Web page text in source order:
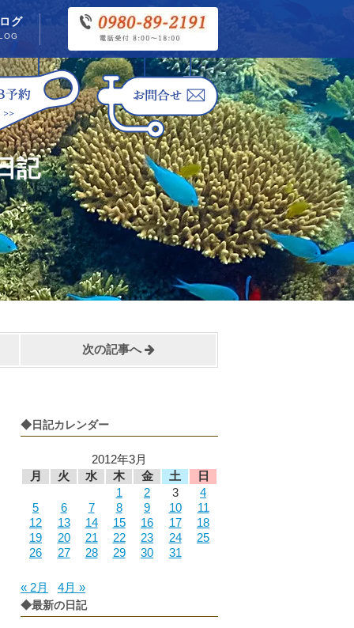
グ
記
次の記事へ
◆日記カレンダー
2012年3月
月
火 水 木 金 土
日
1
2 3
4
5
6 7 8 9 10
11
12
13 14 15 16 17
18
19
20 21 22 23 24
25
26
27 28 29 30 31
« 2月 4月 »
◆最新の日記